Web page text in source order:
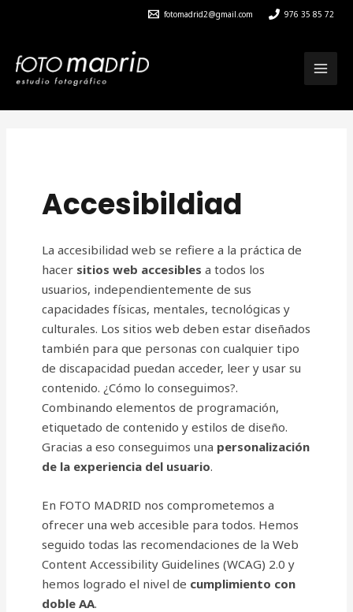
fotomadrid2@gmail.com 976 35 85 72
Accesibildiad
La accesibilidad web se refiere a la práctica de
hacer sitios web accesibles a todos los
usuarios, independientemente de sus
capacidades físicas, mentales, tecnológicas y
culturales. Los sitios web deben estar diseñados
también para que personas con cualquier tipo
de discapacidad puedan acceder, leer y usar su
contenido. ¿Cómo lo conseguimos?.
Combinando elementos de programación,
etiquetado de contenido y estilos de diseño.
Gracias a eso conseguimos una personalización
de la experiencia del usuario.
En FOTO MADRID nos comprometemos a
ofrecer una web accesible para todos. Hemos
seguido todas las recomendaciones de la Web
Content Accessibility Guidelines (WCAG) 2.0 y
hemos logrado el nivel de cumplimiento con
doble AA.